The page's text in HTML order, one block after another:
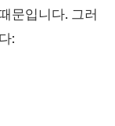
문입니다. 그러
: